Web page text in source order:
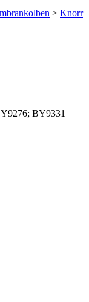
> Knorr
BY9331